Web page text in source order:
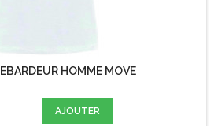
HOMME MOVE
AJOUTER